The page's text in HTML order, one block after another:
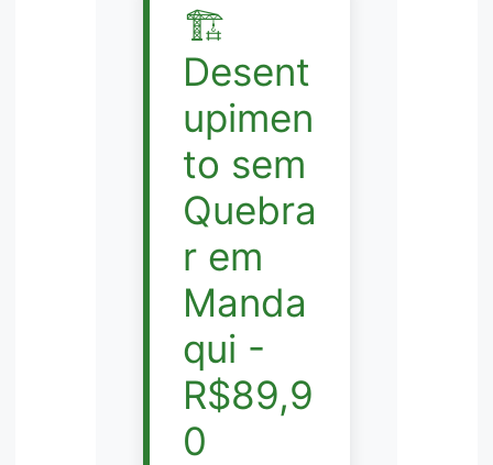
🏗️
Desent
upimen
to sem
Quebra
r em
Manda
qui -
R$89,9
0